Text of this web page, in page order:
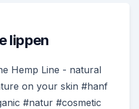
lippen
Hemp Line - natural
on your skin #hanf
#natur #cosmetic